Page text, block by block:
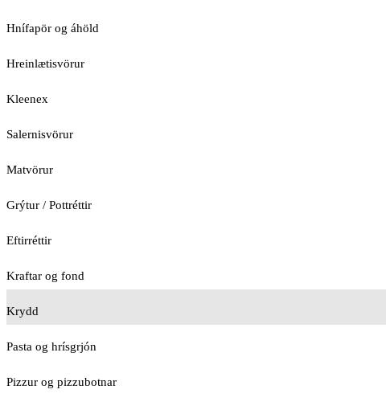
Hnífapör og áhöld
Hreinlætisvörur
Kleenex
Salernisvörur
Matvörur
Grýtur / Pottréttir
Eftirréttir
Kraftar og fond
Krydd
Pasta og hrísgrjón
Pizzur og pizzubotnar